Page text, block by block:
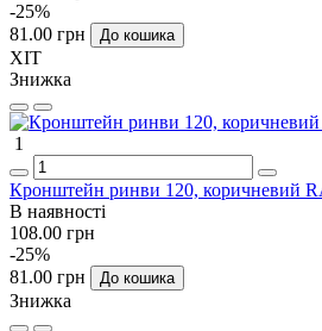
-25%
81.00 грн
До кошика
ХІТ
Знижка
1
Кронштейн ринви 120, коричневий
В наявності
108.00 грн
-25%
81.00 грн
До кошика
Знижка